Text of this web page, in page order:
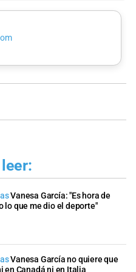
Vanesa García: "Es hora de
lo que me dio el deporte"
Vanesa García no quiere que